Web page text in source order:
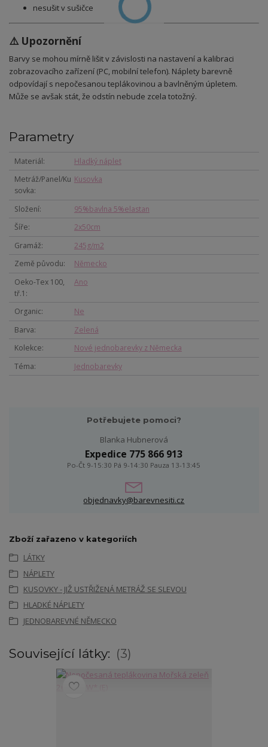
nesušit v sušičce
⚠️ Upozornění
Barvy se mohou mírně lišit v závislosti na nastavení a kalibraci
zobrazovacího zařízení (PC, mobilní telefon). Náplety barevně
odpovídají s nepočesanou teplákovinou a bavlněným úpletem.
Může se avšak stát, že odstín nebude zcela totožný.
Parametry
Materiál
Hladký náplet
Metráž/Panel/Ku
sovka
Kusovka
Složení
95%bavlna 5%elastan
Šíře
2x50cm
Gramáž
245g/m2
Země původu
Německo
Oeko-Tex 100,
tř.1
Ano
Organic
Ne
Barva
Zelená
Kolekce
Nové jednobarevky z Německa
Téma
Jednobarevky
Potřebujete pomoci?
Blanka Hubnerová
Expedice 775 866 913
Po-Čt 9-15:30 Pá 9-14:30 Pauza 13-13:45
objednavky@barevnesiti.cz
Zboží zařazeno v kategoriích
LÁTKY
NÁPLETY
KUSOVKY - JIŽ USTŘIŽENÁ METRÁŽ SE SLEVOU
HLADKÉ NÁPLETY
JEDNOBAREVNÉ NĚMECKO
Související látky: 3